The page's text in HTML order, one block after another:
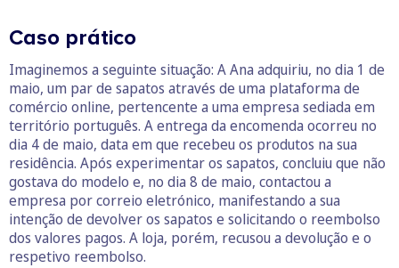
Caso prático
Imaginemos a seguinte situação: A Ana adquiriu, no dia 1 de
maio, um par de sapatos através de uma plataforma de
comércio online, pertencente a uma empresa sediada em
território português. A entrega da encomenda ocorreu no
dia 4 de maio, data em que recebeu os produtos na sua
residência. Após experimentar os sapatos, concluiu que não
gostava do modelo e, no dia 8 de maio, contactou a
empresa por correio eletrónico, manifestando a sua
intenção de devolver os sapatos e solicitando o reembolso
dos valores pagos. A loja, porém, recusou a devolução e o
respetivo reembolso.